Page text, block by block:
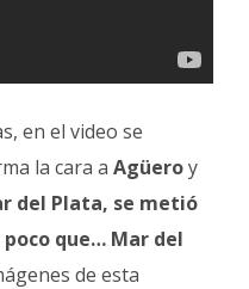
en el video se
la cara a Agüeroy
del Plata, se metió
que… Mar del
de esta